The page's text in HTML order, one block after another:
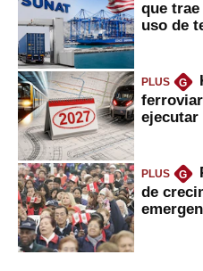
que
uso de
PLUS G
ejecutar
PLUS G
de